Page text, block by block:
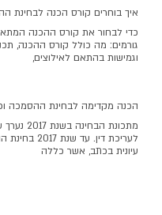
איך בוחרים קורס הכנה לבחינת
כדי לבחור את קורס ההכנה
גורמים: מה כולל קורס ההכנה,
וגמישות בהתאם לאילוצים,
הכנה מקדימה לבחינת ההסמכה
מתכונת
לעריכת
עיונית בכתב, אשר כללה